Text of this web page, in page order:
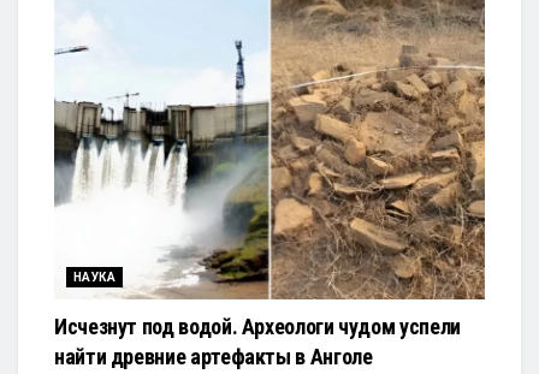
НАУКА
Исчезнут под водой. Археологи чудом успели
найти древние артефакты в Анголе